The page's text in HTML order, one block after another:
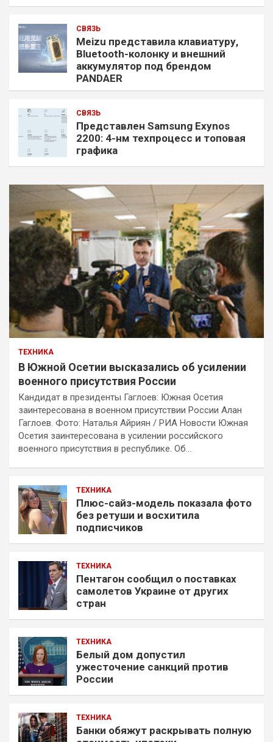
СВЯЗЬ
Meizu представила клавиатуру,
Bluetooth-колонку и внешний
аккумулятор под брендом
PANDAER
СВЯЗЬ
Представлен Samsung Exynos
2200: 4-нм техпроцесс и топовая
графика
ТЕХНИКА
В Южной Осетии высказались об усилении
военного присутствия России
Кандидат в президенты Гаглоев: Южная Осетия
заинтересована в военном присутствии России Алан
Гаглоев. Фото: Наталья Айриян / РИА Новости Южная
Осетия заинтересована в усилении российского
военного присутствия в республике. Об…
ТЕХНИКА
Плюс-сайз-модель показала фото
без ретуши и восхитила
подписчиков
ТЕХНИКА
Пентагон сообщил о поставках
самолетов Украине от других
стран
ТЕХНИКА
Белый дом допустил
ужесточение санкций против
России
ТЕХНИКА
Банки обяжут раскрывать полную